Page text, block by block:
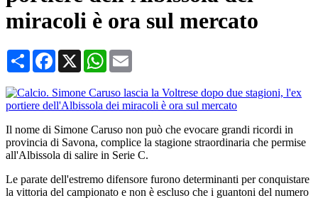
miracoli è ora sul mercato
CondividiFacebook
X WhatsApp
Il nome di Simone Caruso non può che evocare grandi ricordi in
provincia di Savona, complice la stagione straordinaria che permise
all'Albissola di salire in Serie C.
Le parate dell'estremo difensore furono determinanti per conquistare
la vittoria del campionato e non è escluso che i guantoni del numero